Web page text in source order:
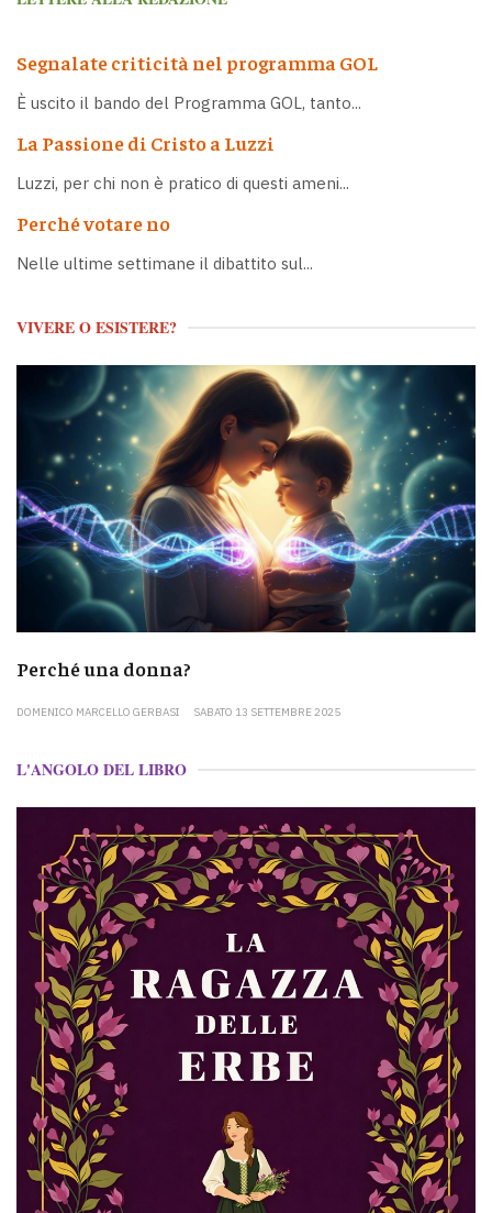
Segnalate criticità nel programma GOL
È uscito il bando del Programma GOL, tanto...
La Passione di Cristo a Luzzi
Luzzi, per chi non è pratico di questi ameni...
Perché votare no
Nelle ultime settimane il dibattito sul...
VIVERE O ESISTERE?
Perché una donna?
DOMENICO MARCELLO GERBASI SABATO 13 SETTEMBRE 2025
L'ANGOLO DEL LIBRO